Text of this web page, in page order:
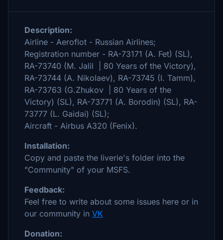
Description:
Airline - Aeroflot - Russian Airlines;
Registration number - RA-73171 (A. Fet) (SL),
RA-73740 (M. Jalil | 80 Years of the Victory),
RA-73744 (A. Nikolaev), RA-73745 (I. Tamm),
RA-73763 (G.Zhukov | 80 Years of the
Victory) (SL), RA-73771 (A. Borodin) (SL), RA-
73777 (L. Gaidai) (SL);
Aircraft - Airbus A320 (Fenix).
Installation:
Copy and paste the liverie's folder into the
"Community" of your MSFS.
Feedback:
Feel free to write about some issues here or in
our community in VK
Donation: